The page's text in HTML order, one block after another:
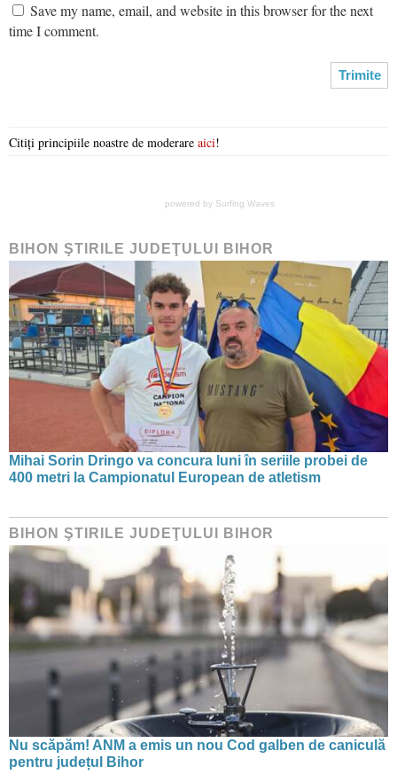
Save my name, email, and website in this browser for the next
time I comment.
Citiți principiile noastre de moderare aici!
powered by Surfing Waves
BIHON ŞTIRILE JUDEŢULUI BIHOR
Mihai Sorin Dringo va concura luni în seriile probei de
400 metri la Campionatul European de atletism
BIHON ŞTIRILE JUDEŢULUI BIHOR
Nu scăpăm! ANM a emis un nou Cod galben de caniculă
pentru județul Bihor